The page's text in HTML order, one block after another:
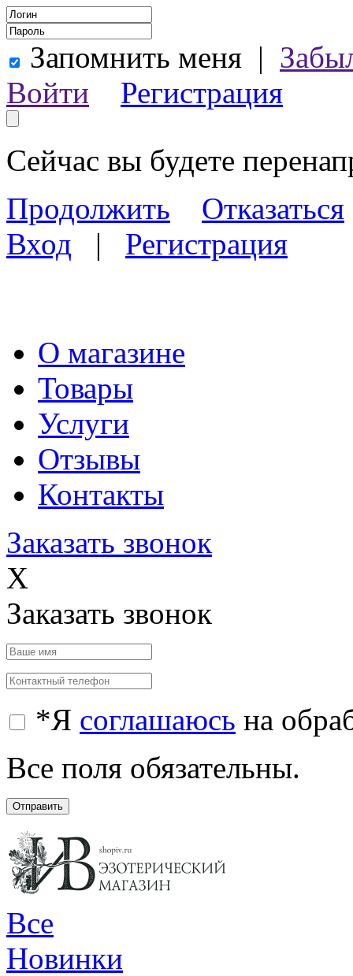
Запомнить меня |
Войти
Регистрация
Сейчас вы будете
Продолжить
Отказаться
Вход | Регистрация
О магазине
Товары
Услуги
Отзывы
Контакты
Заказать звонок
X
Заказать звонок
*Я соглашаюсь на
Все поля обязательны.
Отправить
Все
Новинки